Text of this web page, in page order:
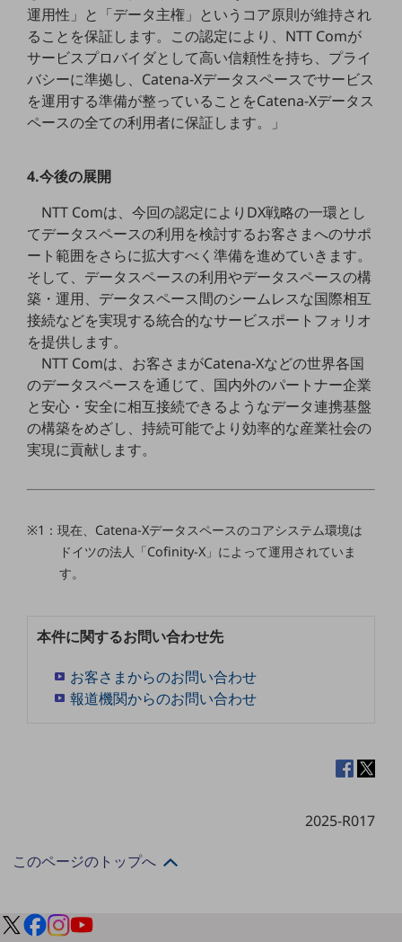
自治体
一次産業
医療・介護
モビリティ
製造・建設業
キーワードで探す
モバイルTOP
法人向けスマホ・携帯に関する、
おすすめの機種、料金やサービスをご紹介
製品TOP
ビジネス向けスマートフォン
タフネススマートフォン
5G対応ホームルーター
通信モジュール製品
IOT完了済みメーカーブランド製品
ドコモBiz データ無制限 ドコモ MAX ドコモ mini ドコモBiz かけ放題
home5Gプラン
端末の一元管理
運用性」と「データ主権」というコア原則が維持され
ることを保証します。この認定により、NTT Comが
サービスプロバイダとして高い信頼性を持ち、プライ
バシーに準拠し、Catena-Xデータスペースでサービス
を運用する準備が整っていることをCatena-Xデータス
ペースの全ての利用者に保証します。」
4.今後の展開
NTT Comは、今回の認定によりDX戦略の一環とし
てデータスペースの利用を検討するお客さまへのサポ
ート範囲をさらに拡大すべく準備を進めていきます。
そして、データスペースの利用やデータスペースの構
築・運用、データスペース間のシームレスな国際相互
接続などを実現する統合的なサービスポートフォリオ
を提供します。
NTT Comは、お客さまがCatena-Xなどの世界各国
のデータスペースを通じて、国内外のパートナー企業
と安心・安全に相互接続できるようなデータ連携基盤
の構築をめざし、持続可能でより効率的な産業社会の
実現に貢献します。
※1：現在、Catena-Xデータスペースのコアシステム環境は
ドイツの法人「Cofinity-X」によって運用されていま
す。
本件に関するお問い合わせ先
お客さまからのお問い合わせ
報道機関からのお問い合わせ
2025-R017
このページのトップへ